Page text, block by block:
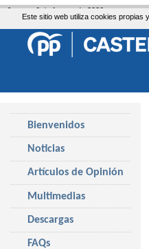
Este sitio web utiliza cookies
Bienvenidos
Noticias
Artículos de Opinión
Multimedias
Descargas
FAQs
Jueves, 6 de Agosto de 2026